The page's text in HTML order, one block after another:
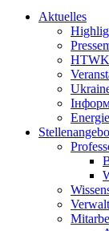
Aktuelles